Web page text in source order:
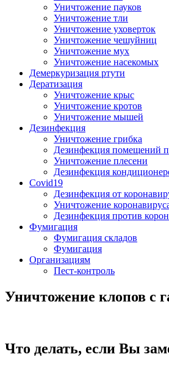
Уничтожение пауков
Уничтожение тли
Уничтожение уховерток
Уничтожение чешуйниц
Уничтожение мух
Уничтожение насекомых
Демеркуризация ртути
Дератизация
Уничтожение крыс
Уничтожение кротов
Уничтожение мышей
Дезинфекция
Уничтожение грибка
Дезинфекция помещений
Уничтожение плесени
Дезинфекция
Covid19
Дезинфекция от
Уничтожение
Дезинфекция против
Фумигация
Фумигация складов
Фумигация
Организациям
Пест-контроль
Уничтожение клопов с
Что делать, если Вы